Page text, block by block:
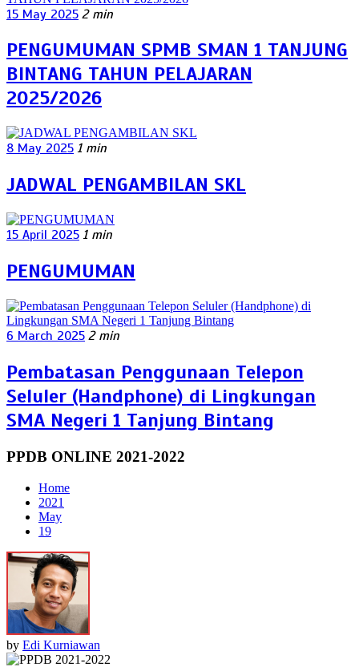
15 May 2025 2 min
PENGUMUMAN SPMB SMAN 1 TANJUNG
BINTANG TAHUN PELAJARAN
2025/2026
8 May 2025 1 min
JADWAL PENGAMBILAN SKL
15 April 2025 1 min
PENGUMUMAN
6 March 2025 2 min
Pembatasan Penggunaan Telepon
Seluler (Handphone) di Lingkungan
SMA Negeri 1 Tanjung Bintang
PPDB ONLINE 2021-2022
Home
2021
May
19
by Edi Kurniawan